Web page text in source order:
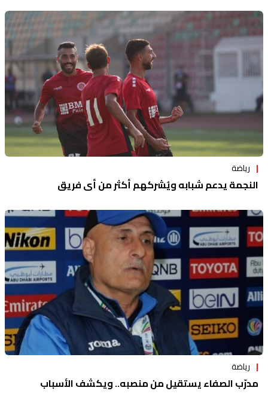
رياضة
النجمة يدعم شبابه ويُشركهم أكثر من أي فريق
رياضة
مدرّب الصفاء يستقيل من منصبه.. ويكشف الأسباب